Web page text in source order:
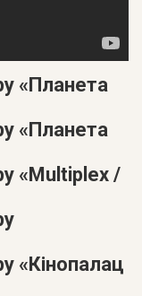
«Планета
«Планета
«Multiplex /
«Кінопалац